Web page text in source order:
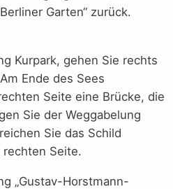
Garten“ zurück.
Kurpark, gehen Sie rechts
Ende des Sees
Seite eine Brücke, die
Sie der Weggabelung
Sie das Schild
rechten Seite.
„Gustav-Horstmann-